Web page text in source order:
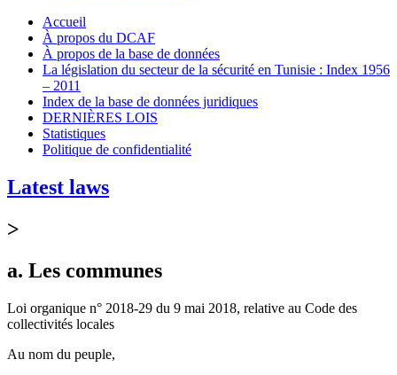
Accueil
À propos du DCAF
À propos de la base de données
La législation du secteur de la sécurité en Tunisie : Index 1956
– 2011
Index de la base de données juridiques
DERNIÈRES LOIS
Statistiques
Politique de confidentialité
Latest laws
>
a. Les communes
Loi organique n° 2018-29 du 9 mai 2018, relative au Code des
collectivités locales
Au nom du peuple,